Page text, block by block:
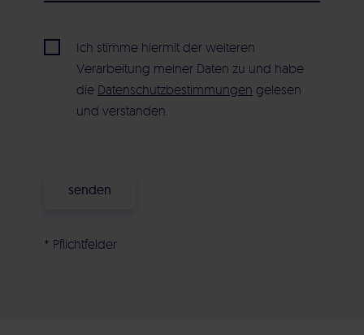
Ich stimme hiermit der weiteren
Verarbeitung meiner Daten zu und habe
die Datenschutzbestimmungen gelesen
und verstanden.
* Pflichtfelder